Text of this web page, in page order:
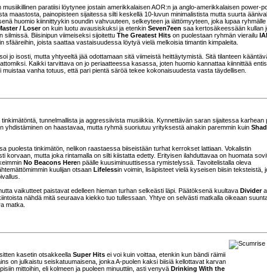
musiikillinen paratiisi löytynee jostain amerikkalaisen AOR:n ja anglo-amerikkalaisen power-
maastosta, painopisteen sijaitessa silti keskellä 10-luvun minimalistista mutta suurta
huomio kiinnittyykin soundin vahvuuteen, selkeyteen ja iättömyyteen, joka lupaa
/ Loseron kuin luotu avausiskuksi ja etenkin Seven7een saa kertosäkeessään kullan
silmissä. Biisinipun viimeiseksi sijoitettu The Greatest Hits on puolestaan ryhmän vierailu
sfääreihin, joista saattaa vastaisuudessa löytyä vielä melkoisia timantin kimpaleita.
jo isosti, mutta yhtyeeltä jää odottamaan sitä viimeistä heittäytymistä. Sitä tilanteen
Kaikki tarvittava on jo periaatteessa kasassa, joten huomio kannattaa kiinnittää
vanha totuus, että pari pientä säröä tekee kokonaisuudesta vasta täydellisen.
tunnelmallista ja aggressiivista musiikkia. Kynnettävän saran sijaitessa karhean
yhdistäminen on haastavaa, mutta ryhmä suoriutuu yrityksestä ainakin paremmin kuin
puolesta tinkimätön, nelikon raastaessa biiseistään turhat kerrokset lattiaan. Vokalistin
korvaan, mutta joka rintamalla on silti kiistatta edetty. Erityisen ilahduttavaa on huomata
No Beacons Heren päälle kuusiminuuttisessa rymistelyssä. Tavoitelistalla oleva
kuulijan otsaan Lifelessin voimin, lisäpisteet vielä kyseisen biisin teksteistä,
vaikutteet paistavat edelleen hieman turhan selkeästi läpi. Päätöksenä kuultava Divider
nähdä mitä seuraava kiekko tuo tullessaan. Yhtye on selvästi matkalla oikeaan
matka.
kasetin otsakkeella Super Hits ei voi kuin voittaa, etenkin kun bändi räimii
on julkaistu seiskatuumaisena, jonka A-puolen kaksi biisiä kellottavat karvan
mittoihin, eli kolmeen ja puoleen minuuttiin, asti venyvä Drinking With the